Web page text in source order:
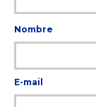
Nombre
E-mail